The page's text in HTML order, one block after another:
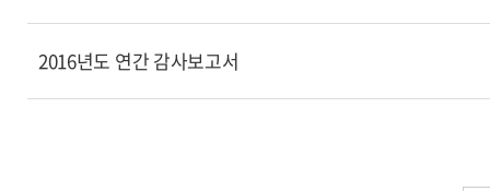
2016년도 연간 감사보고서